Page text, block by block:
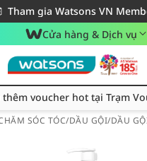
Tham gia Watsons VN
phí giao hàng cho đơn hàng
nhanh 24h - Áp dụng khu
Cửa hàng & Dịch vụ
Thu thập thêm voucher hot tại Trạm Voucher
voucher hot tại Trạm
SÓC TÓC/DẦU GỘI/DẦU